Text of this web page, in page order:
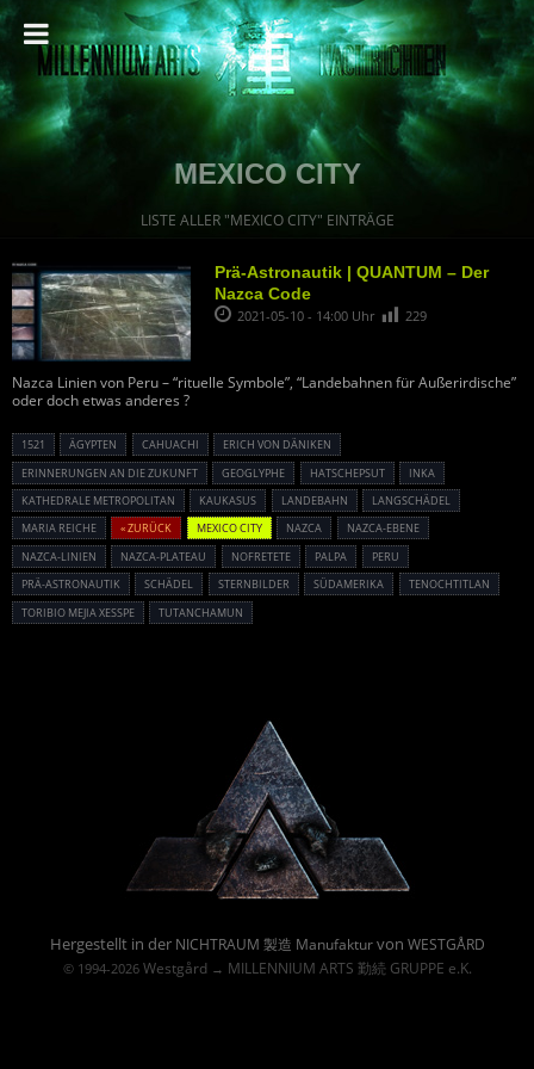
MEXICO CITY
LISTE ALLER "MEXICO CITY" EINTRÄGE
Prä-Astronautik | QUANTUM – Der
Nazca Code
2021-05-10 - 14:00 Uhr 229
Nazca Linien von Peru – “rituelle Symbole”, “Landebahnen für Außerirdische”
oder doch etwas anderes ?
1521 ÄGYPTEN CAHUACHI
ERICH VON DÄNIKEN
ERINNERUNGEN AN DIE ZUKUNFT
GEOGLYPHE HATSCHEPSUT
INKA
KATHEDRALE METROPOLITAN
KAUKASUS LANDEBAHN
LANGSCHÄDEL
MARIA REICHE
« ZURÜCK MEXICO CITY NAZCA
NAZCA-EBENE
NAZCA-LINIEN
NAZCA-PLATEAU NOFRETETE PALPA
PERU
PRÄ-ASTRONAUTIK
SCHÄDEL STERNBILDER SÜDAMERIKA
TENOCHTITLAN
TORIBIO MEJIA XESSPE
TUTANCHAMUN
Hergestellt in der NICHTRAUM 製造 Manufakturvon WESTGÅRD
© 1994-2026 Westgård→ MILLENNIUM ARTS 勤続 GRUPPE e.K.
Powered By :